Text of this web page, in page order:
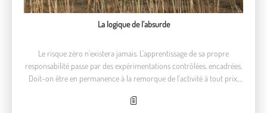
La logique de l’absurde
Le risque zéro n'existera jamais. L’apprentissage de sa propre
responsabilité passe par des expérimentations contrôlées, encadrées.
Doit-on être en permanence à la remorque de l'activité à tout prix,